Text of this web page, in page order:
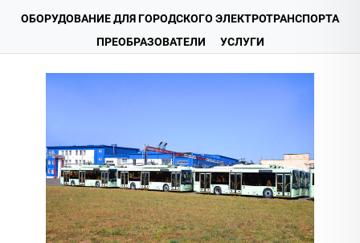
ОБОРУДОВАНИЕ ДЛЯ ГОРОДСКОГО ЭЛЕКТРОТРАНСПОРТА
ПРЕОБРАЗОВАТЕЛИ
УСЛУГИ